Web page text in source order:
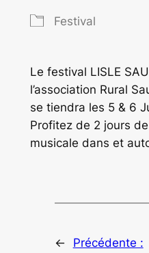
Festival
Le festival LISLE
l’association Rural
se tiendra les 5 & 6
Profitez de 2 jours
musicale dans et
←
Précédente :